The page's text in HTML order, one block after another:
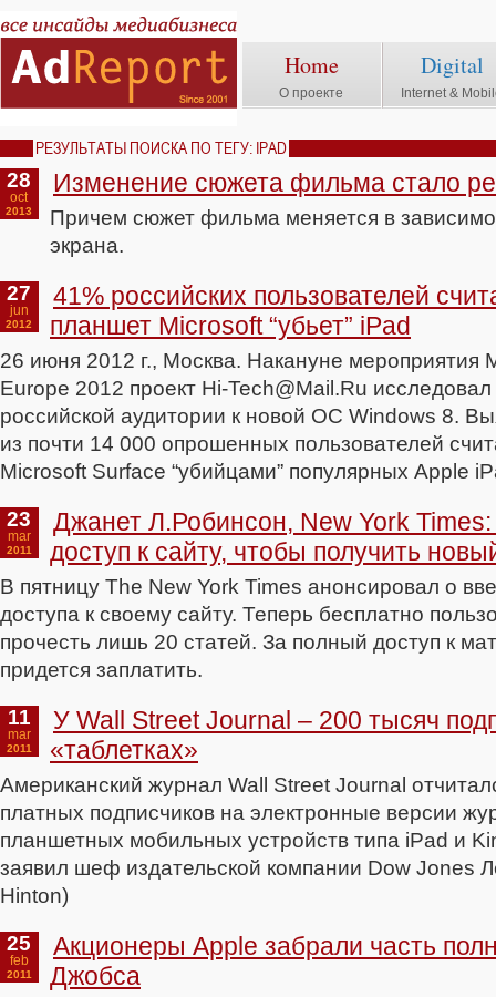
Home
О проекте
Digital
Internet &
РЕЗУЛЬТАТЫ ПОИСКА ПО ТЕГУ: IPAD
28
oct
2013
Изменение сюжета фильма стало
Причем сюжет фильма меняется в
экрана.
27
jun
2012
41% российских пользователей
планшет Microsoft “убьет” iPad
26 июня 2012 г., Москва. Накануне мероприятия
Europe 2012 проект Hi-Tech@Mail.Ru
российской аудитории к новой ОС Windows 8.
из почти 14 000 опрошенных пользователей
Microsoft Surface “убийцами” популярных Apple
23
mar
2011
Джанет Л.Робинсон, New York
доступ к сайту, чтобы получить
В пятницу The New York Times анонсировал о
доступа к своему сайту. Теперь бесплатно
прочесть лишь 20 статей. За полный доступ к
придется заплатить.
11
mar
2011
У Wall Street Journal – 200 тысяч
«таблетках»
Американский журнал Wall Street Journal
платных подписчиков на электронные версии
планшетных мобильных устройств типа iPad и
заявил шеф издательской компании Dow Jones
Hinton)
25
feb
2011
Акционеры Apple забрали часть
Джобса